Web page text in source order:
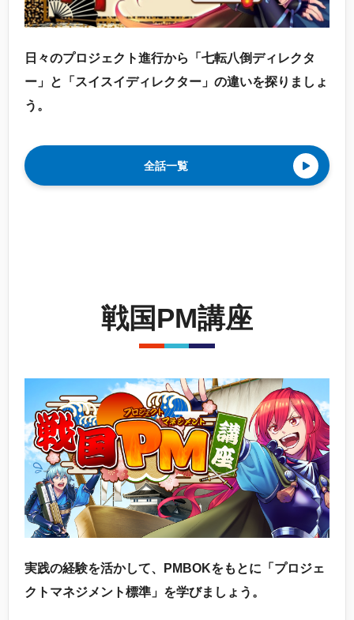
日々のプロジェクト進行から「七転八倒ディレクタ
ー」と「スイスイディレクター」の違いを探りましょ
う。
全話一覧
戦国PM講座
実践の経験を活かして、PMBOKをもとに「プロジェ
クトマネジメント標準」を学びましょう。